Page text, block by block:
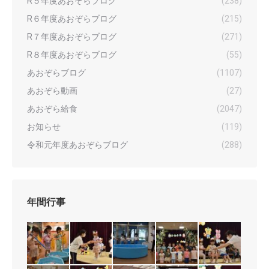
R６年度あおぞらブログ
(215)
R７年度あおぞらブログ
(271)
R８年度あおぞらブログ
(55)
あおぞらブログ
(1107)
あおぞら動画
(27)
あおぞら給食
(2047)
お知らせ
(119)
令和元年度あおぞらブログ
(288)
年間行事